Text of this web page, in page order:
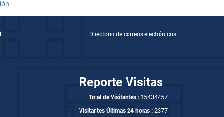
Directorio de correos electrónicos
Reporte Visitas
Total de Visitantes : 15434457
Visitantes Últimas 24 horas : 2377